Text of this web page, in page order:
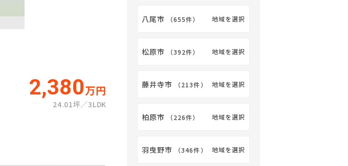
2,380万円
24.01坪 3LDK
八尾市 （655件） 地域を選択
松原市 （392件） 地域を選択
藤井寺市 （213件） 地域を選択
柏原市 （226件） 地域を選択
羽曳野市 （346件） 地域を選択